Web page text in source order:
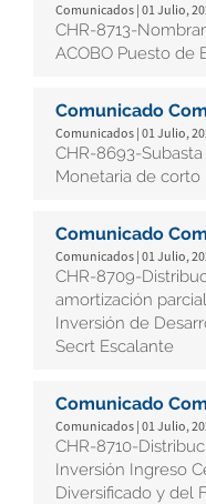
Comunicados | 01 Julio,
CHR-8713-
ACOBO Puesto de
Comunicado
Comunicados | 01 Julio,
CHR-8693-
Monetaria de
Comunicado
Comunicados | 01 Julio,
CHR-8709-
amortización
Inversión de
Secrt Escalante
Comunicado
Comunicados | 01 Julio,
CHR-8710-
Inversión Ingreso
Diversificado y del